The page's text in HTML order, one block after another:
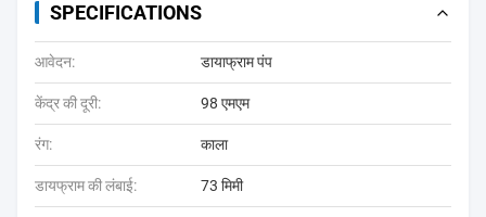
SPECIFICATIONS
आवेदन: डायाफ्राम पंप
केंद्र की दूरी: 98 एमएम
रंग: काला
डायफ्राम की लंबाई: 73 मिमी